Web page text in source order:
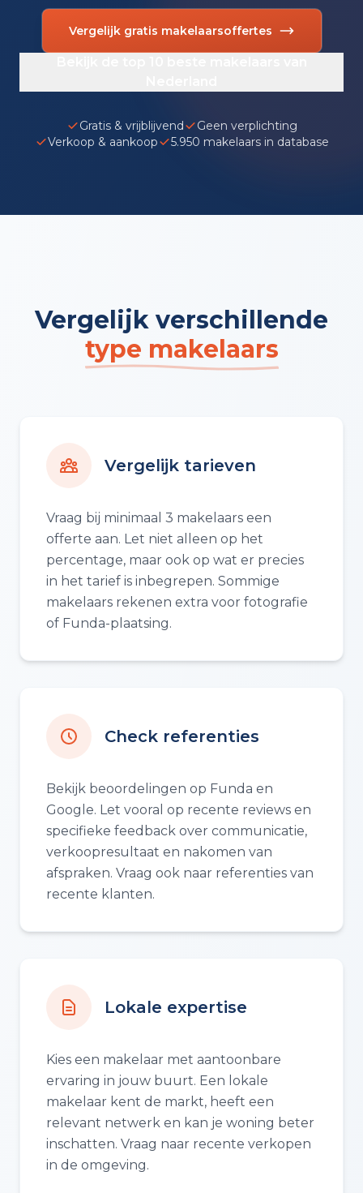
Vergelijk gratis makelaarsoffertes
Gratis & vrijblijvend
Geen verplichting
Verkoop & aankoop
5.950 makelaars in database
Vergelijk verschillende
type makelaars
Vergelijk tarieven
Vraag bij minimaal 3 makelaars een
offerte aan. Let niet alleen op het
percentage, maar ook op wat er precies
in het tarief is inbegrepen. Sommige
makelaars rekenen extra voor fotografie
of Funda-plaatsing.
Check referenties
Bekijk beoordelingen op Funda en
Google. Let vooral op recente reviews en
specifieke feedback over communicatie,
verkoopresultaat en nakomen van
afspraken. Vraag ook naar referenties van
recente klanten.
Lokale expertise
Kies een makelaar met aantoonbare
ervaring in jouw buurt. Een lokale
makelaar kent de markt, heeft een
relevant netwerk en kan je woning beter
inschatten. Vraag naar recente verkopen
in de omgeving.